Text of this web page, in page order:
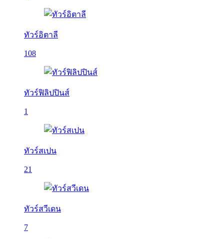
ทัวร์อิตาลี
108
ทัวร์ฟิลิปปินส์
1
ทัวร์สเปน
21
ทัวร์สวีเดน
7